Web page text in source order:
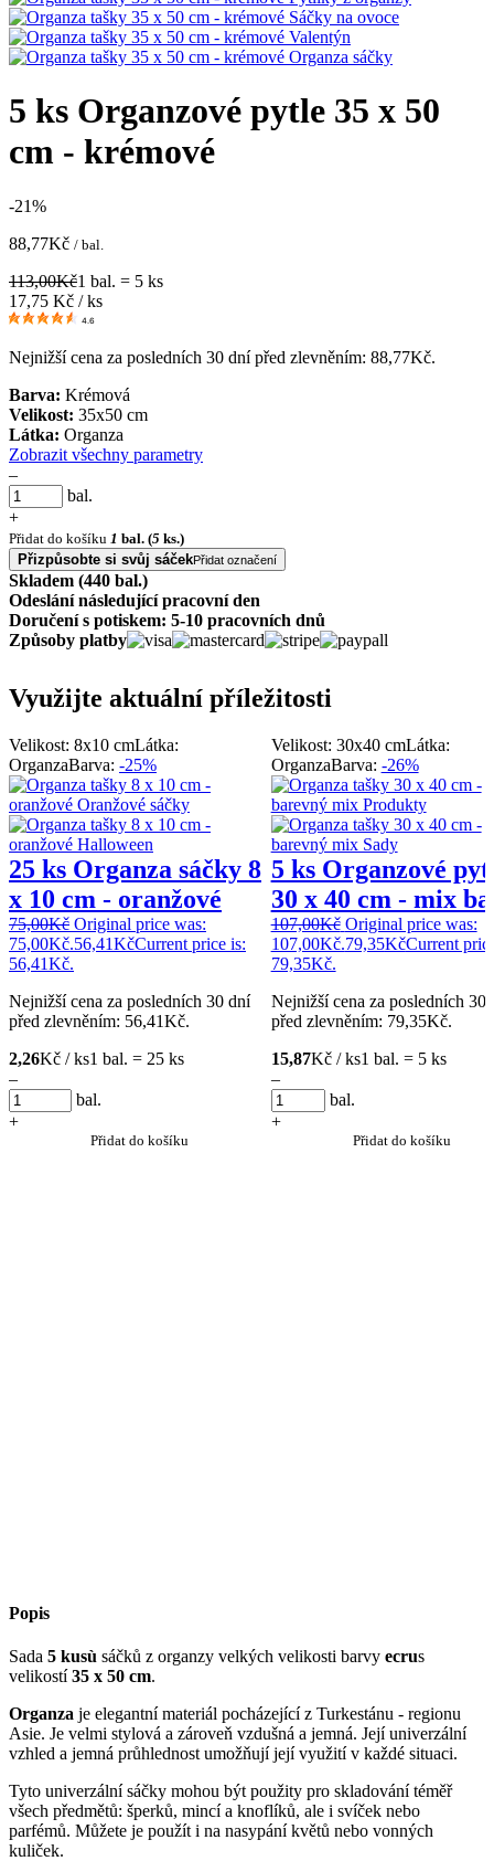
5 ks Organzové pytle 35 x 50
cm - krémové
-21%
88,77Kč / bal.
113,00Kč1 bal. = 5 ks
17,75 Kč / ks
4.6
Nejnižší cena za posledních 30 dní před zlevněním: 88,77Kč.
Barva: Krémová
Velikost: 35x50 cm
Látka: Organza
Zobrazit všechny parametry
–
bal.
+
Přidat do košíku 1 bal. (5 ks.)
Přizpůsobte si svůj sáčekPřidat označení
Skladem (440 bal.)
Odeslání následující pracovní den
Doručení s potiskem: 5-10 pracovních dnů
Způsoby platby
Využijte aktuální příležitosti
Velikost: 8x10 cmLátka:
OrganzaBarva: -25%
25 ks Organza sáčky 8
x 10 cm - oranžové
75,00Kč Original price was:
75,00Kč.56,41KčCurrent price is:
56,41Kč.
Nejnižší cena za posledních 30 dní
před zlevněním: 56,41Kč.
2,26Kč / ks1 bal. = 25 ks
–
bal.
+
Přidat do košíku
Velikost: 30x40 cmLátka:
OrganzaBarva: -26%
5 ks Organzové
30 x 40 cm - mix
107,00Kč Original price was:
107,00Kč.79,35KčCurrent
79,35Kč.
Nejnižší cena za posledních 30
před zlevněním: 79,35Kč.
15,87Kč / ks1 bal. = 5 ks
–
bal.
+
Přidat do košíku
Popis
Sada 5 kusù sáčků z organzy velkých velikosti barvy ecrus
velikostí35 x 50 cm.
Organza je elegantní materiál pocházející z Turkestánu - regionu
Asie. Je velmi stylová a zároveň vzdušná a jemná. Její univerzální
vzhled a jemná průhlednost umožňují její využití v každé situaci.
Tyto univerzální sáčky mohou být použity pro skladování téměř
všech předmětů: šperků, mincí a knoflíků, ale i svíček nebo
parfémů. Můžete je použít i na nasypání květů nebo vonných
kuliček.